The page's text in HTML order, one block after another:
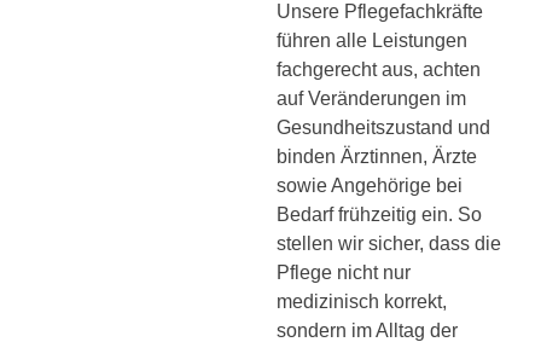
Unsere Pflegefachkräfte
führen alle Leistungen
fachgerecht aus, achten
auf Veränderungen im
Gesundheitszustand und
binden Ärztinnen, Ärzte
sowie Angehörige bei
Bedarf frühzeitig ein. So
stellen wir sicher, dass die
Pflege nicht nur
medizinisch korrekt,
sondern im Alltag der